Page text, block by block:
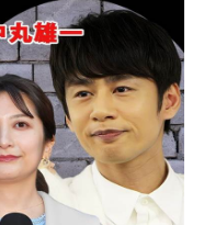
落ちた...『KAT-
バすぎた...